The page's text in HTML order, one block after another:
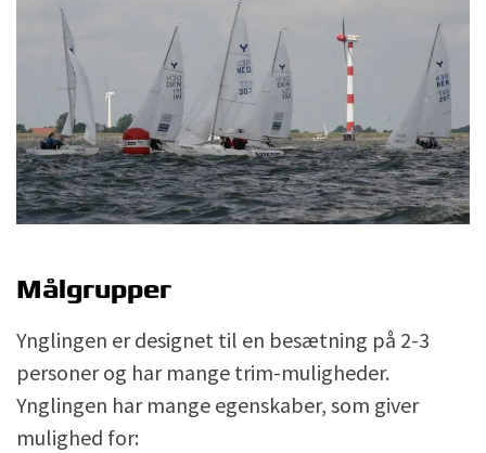
Målgrupper
Ynglingen er designet til en besætning på 2-3
personer og har mange trim-muligheder.
Ynglingen har mange egenskaber, som giver
mulighed for: